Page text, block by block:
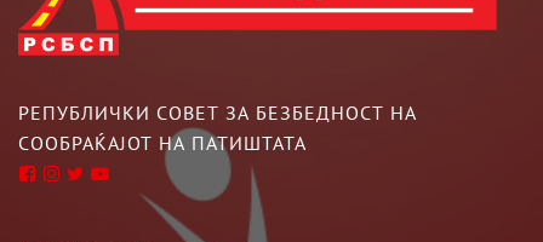
РЕПУБЛИЧКИ СОВЕТ ЗА БЕЗБЕДНОСТ НА
СООБРАЌАЈОТ НА ПАТИШТАТА